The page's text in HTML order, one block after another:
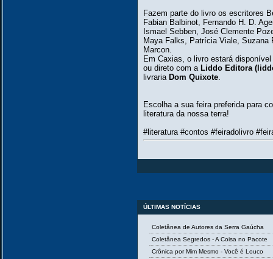
Fazem parte do livro os escritores
Fabian Balbinot, Fernando H. D.
Ismael Sebben, José Clemente
Maya Falks, Patrícia Viale, Suzana
Marcon.
Em Caxias, o livro estará
ou direto com a Liddo Editora
livraria Dom Quixote.
Escolha a sua feira preferida para
literatura da nossa terra!
#literatura #contos #feiradolivro
ÚLTIMAS NOTÍCIAS
Coletânea de Autores da Serra Gaúcha
Coletânea Segredos - A Coisa no Pacote
Crônica por Mim Mesmo - Você é Louco